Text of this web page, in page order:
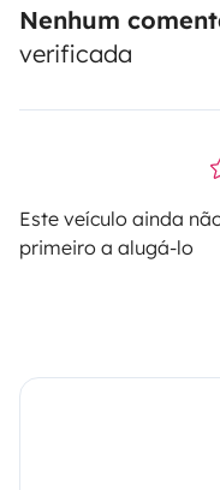
Nenhum
verificada
Este veículo ainda
primeiro a alugá-lo